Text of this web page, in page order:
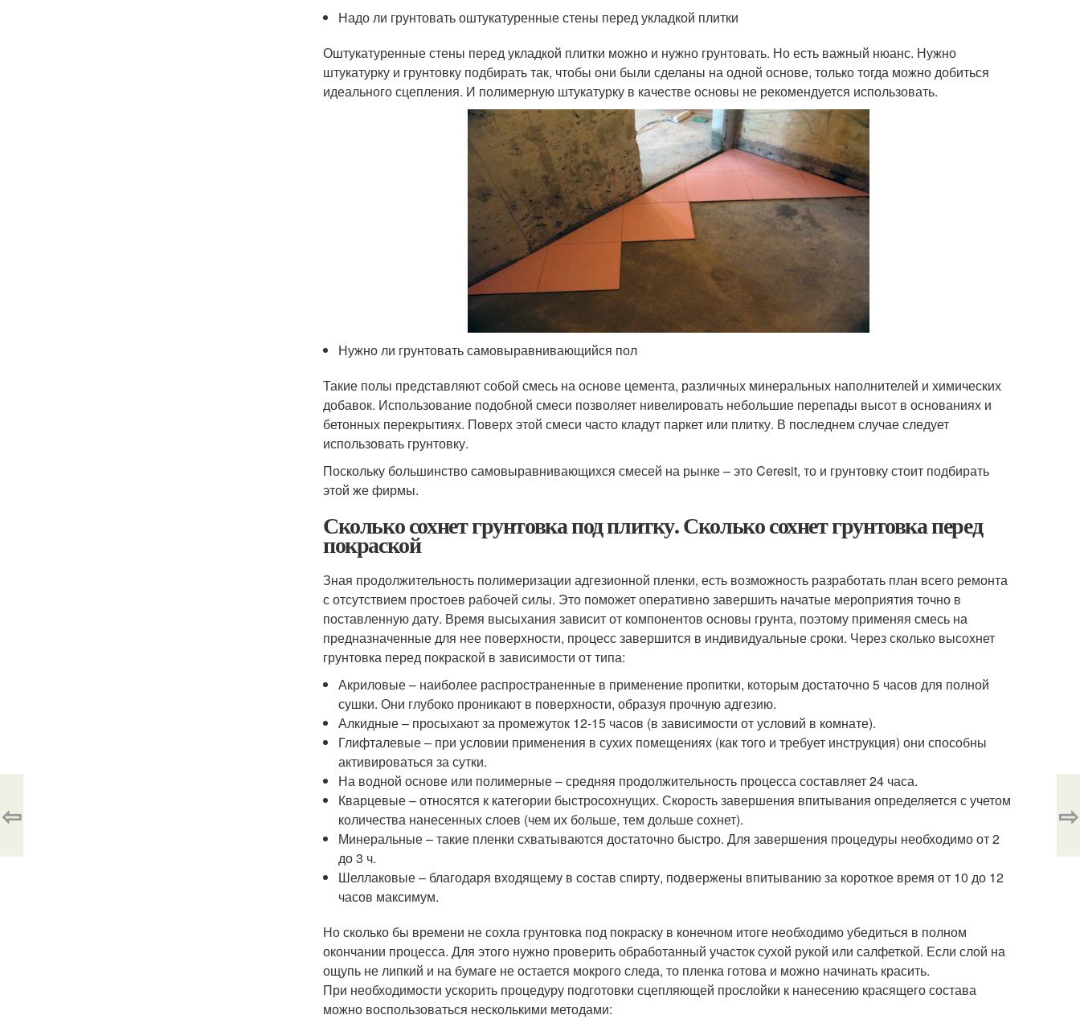
Надо ли грунтовать оштукатуренные стены перед укладкой плитки
Оштукатуренные стены перед укладкой плитки можно и нужно грунтовать. Но есть важный нюанс. Нужно
штукатурку и грунтовку подбирать так, чтобы они были сделаны на одной основе, только тогда можно добиться
идеального сцепления. И полимерную штукатурку в качестве основы не рекомендуется использовать.
Нужно ли грунтовать самовыравнивающийся пол
Такие полы представляют собой смесь на основе цемента, различных минеральных наполнителей и химических
добавок. Использование подобной смеси позволяет нивелировать небольшие перепады высот в основаниях и
бетонных перекрытиях. Поверх этой смеси часто кладут паркет или плитку. В последнем случае следует
использовать грунтовку.
Поскольку большинство самовыравнивающихся смесей на рынке – это Ceresit, то и грунтовку стоит подбирать
этой же фирмы.
Сколько сохнет грунтовка под плитку. Сколько сохнет грунтовка перед
покраской
Зная продолжительность полимеризации адгезионной пленки, есть возможность разработать план всего ремонта
с отсутствием простоев рабочей силы. Это поможет оперативно завершить начатые мероприятия точно в
поставленную дату. Время высыхания зависит от компонентов основы грунта, поэтому применяя смесь на
предназначенные для нее поверхности, процесс завершится в индивидуальные сроки. Через сколько высохнет
грунтовка перед покраской в зависимости от типа:
Акриловые – наиболее распространенные в применение пропитки, которым достаточно 5 часов для полной
сушки. Они глубоко проникают в поверхности, образуя прочную адгезию.
Алкидные – просыхают за промежуток 12-15 часов (в зависимости от условий в комнате).
Глифталевые – при условии применения в сухих помещениях (как того и требует инструкция) они способны
активироваться за сутки.
На водной основе или полимерные – средняя продолжительность процесса составляет 24 часа.
Кварцевые – относятся к категории быстросохнущих. Скорость завершения впитывания определяется с учетом
количества нанесенных слоев (чем их больше, тем дольше сохнет).
Минеральные – такие пленки схватываются достаточно быстро. Для завершения процедуры необходимо от 2
до 3 ч.
Шеллаковые – благодаря входящему в состав спирту, подвержены впитыванию за короткое время от 10 до 12
часов максимум.
Но сколько бы времени не сохла грунтовка под покраску в конечном итоге необходимо убедиться в полном
окончании процесса. Для этого нужно проверить обработанный участок сухой рукой или салфеткой. Если слой на
ощупь не липкий и на бумаге не остается мокрого следа, то пленка готова и можно начинать красить.
При необходимости ускорить процедуру подготовки сцепляющей прослойки к нанесению красящего состава
можно воспользоваться несколькими методами:
⇦ ⇨